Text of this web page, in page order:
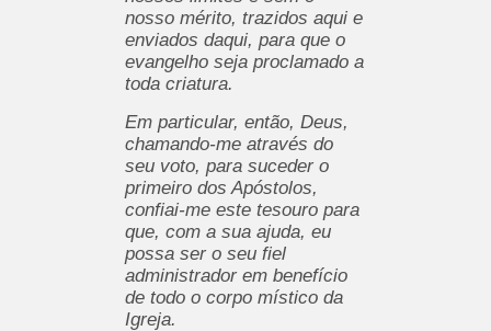
nosso mérito, trazidos aqui e
enviados daqui, para que o
evangelho seja proclamado a
toda criatura.
Em particular, então, Deus,
chamando-me através do
seu voto, para suceder o
primeiro dos Apóstolos,
confiai-me este tesouro para
que, com a sua ajuda, eu
possa ser o seu fiel
administrador em benefício
de todo o corpo místico da
Igreja.